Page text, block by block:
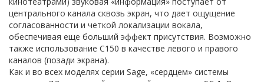
центрального канала сквозь экран, что дает ощущение
согласованности и четкой локализации вокала,
обеспечивая еще больший эффект присутствия. Возможно
также использование C150 в качестве левого и правого
каналов (позади экрана).
Как и во всех моделях серии Sage, «сердцем» системы